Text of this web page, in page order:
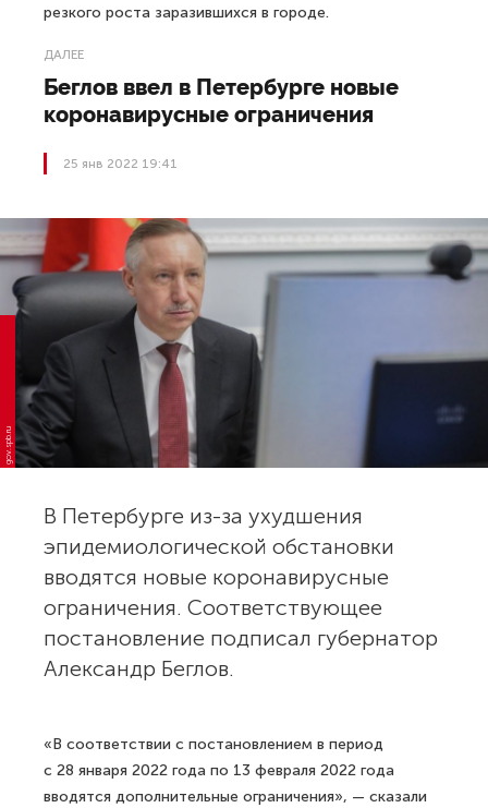
резкого роста заразившихся в городе.
ДАЛЕЕ
Беглов ввел в Петербурге новые
коронавирусные ограничения
25 янв 2022 19:41
gov.spb.ru
В Петербурге из-за ухудшения
эпидемиологической обстановки
вводятся новые коронавирусные
ограничения. Соответствующее
постановление подписал губернатор
Александр Беглов.
«В соответствии с постановлением в период
с 28 января 2022 года по 13 февраля 2022 года
вводятся дополнительные ограничения», — сказали